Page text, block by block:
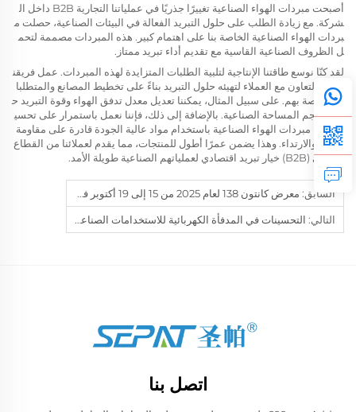
أصبحت مبردات الهواء الصناعية تغييرًا جذريًا في عملياتنا التجارية B2B داخل ال
شركة. مع زيادة الطلب على حلول التبريد الفعالة في البيئات الصناعية، حصلت م
بردات الهواء الصناعية الخاصة بنا على اهتمام كبير. هذه المبردات مصممة لتحم
ل الظروف الصناعية القاسية مع تقديم أداء تبريد ممتاز.
لقد كنّا نوسع طاقتنا الإنتاجية لتلبية الطلبات المتزايدة لهذه المبردات. عمل فريقن
ا على التعاون مع العملاء لتهيئه حلول التبريد بناءً على تخطيط المصانع والمتطلبا
ت الخاصة بهم. على سبيل المثال، يمكننا تعديل معدل تدفق الهواء وقوة التبريد ح
سب حجم المساحة الصناعية. بالإضافة إلى ذلك، فإننا نعمل باستمرار على تحسي
ن متانة مبردات الهواء الصناعية باستخدام مواد عالية الجودة قادرة على مقاومة
التآكل والارتداء. وهذا يضمن عمرًا أطول للمنتجات، مما يقدم لعملائنا من القطاع
التجاري (B2B) خيار تبريد اقتصادي لعملياتهم الصناعية طويلة الأمد.
السابق: معرض كانتون 138 لعام 2025 من 15 إلى 19 أكتوبر في قوانغتشو
التالي: التحسينات في المدفأة الكهربائية للاستخدامات الصناعية
اتصل بنا